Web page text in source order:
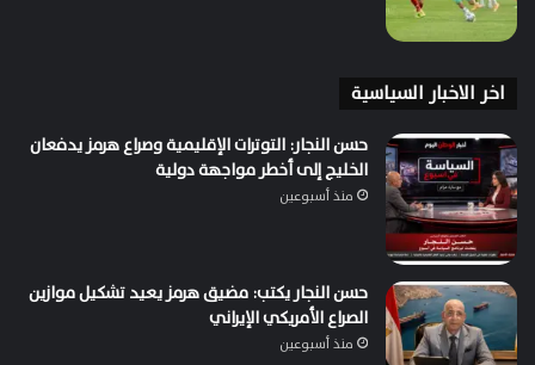
اخر الاخبار السياسية
حسن النجار: التوترات الإقليمية وصراع هرمز يدفعان
الخليج إلى أخطر مواجهة دولية
منذ أسبوعين
حسن النجار يكتب: مضيق هرمز يعيد تشكيل موازين
الصراع الأمريكي الإيراني
منذ أسبوعين